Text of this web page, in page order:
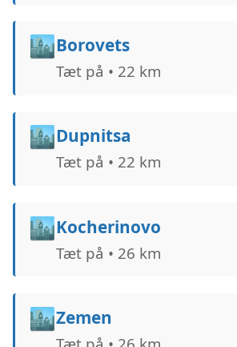
🏙️Borovets
Tæt på • 22 km
🏙️Dupnitsa
Tæt på • 22 km
🏙️Kocherinovo
Tæt på • 26 km
🏙️Zemen